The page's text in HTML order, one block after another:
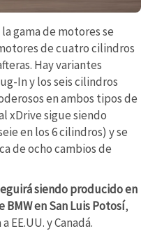
gama de motores se
de cuatro cilindros
Hay variantes
In y los seis cilindros
en ambos tipos de
xDrive sigue siendo
en los 6 cilindros) y se
de ocho cambios de
siendo producido en
BMW en San Luis Potosí,
EE.UU. y Canadá.